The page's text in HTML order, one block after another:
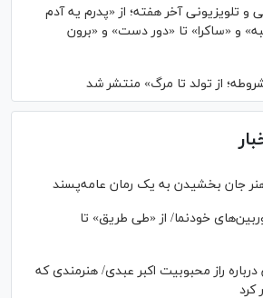
و تلویزیونی آخر هفته؛ از «پدرم یه آدم
و «ساکرا» تا «دور دست» و «برون
از تولد تا مرگ» منتشر شد
هنر جان بخشیدن به یک رمان عامه‌پسند
خودنما/ از «طی طریق» تا
راز محبوبیت اکبر عبدی/ هنرمندی که
کرد